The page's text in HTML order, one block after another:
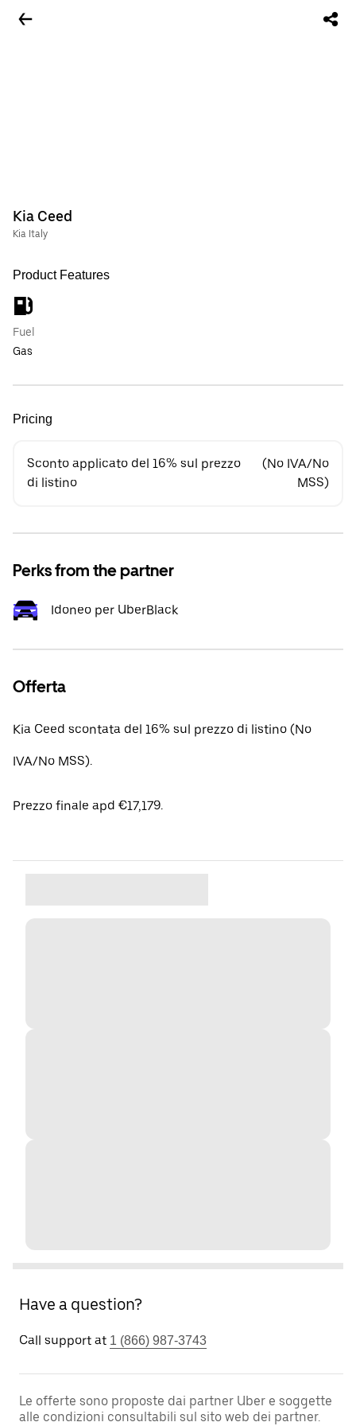
Kia Ceed
Kia Italy
Product Features
Fuel
Gas
Pricing
Sconto applicato del 16% sul prezzo
di listino
(No IVA/No
MSS)
Perks from the partner
Idoneo per UberBlack
Offerta
Kia Ceed scontata del 16% sul prezzo di listino (No
IVA/No MSS).
Prezzo finale apd €17,179.
Have a question?
Call support at 1 (866) 987-3743
Le offerte sono proposte dai partner Uber e soggette
alle condizioni consultabili sul sito web dei partner.